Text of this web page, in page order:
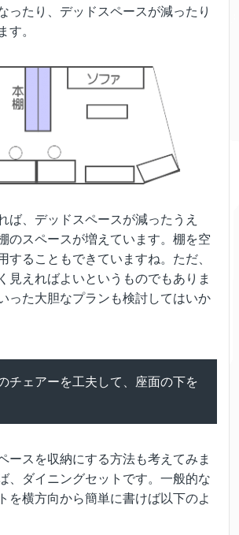
ったり、デッドスペースが減ったり
す。
ば、デッドスペースが減ったうえ
のスペースが増えています。棚を空
することもできていますね。ただ、
見えればよいというものでもありま
った大胆なプランも検討してはいか
チェアーを工夫して、座面の下を
ースを収納にする方法も考えてみま
、ダイニングセットです。一般的な
を横方向から簡単に書けば以下のよ